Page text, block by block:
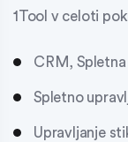
1Tool v celoti
CRM,
Spletno
Upravljanje